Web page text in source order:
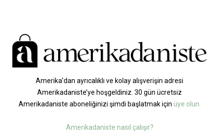
Amerika’dan ayrıcalıklı ve kolay alışverişin adresi
Amerikadaniste’ye hoşgeldiniz. 30 gün ücretsiz
Amerikadaniste aboneliğinizi şimdi başlatmak için üye olun.
Amerikadaniste nasıl çalışır?